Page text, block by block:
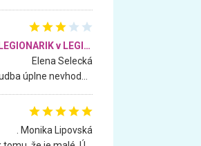
Vnútorné detské ihrisko LEGIONARIK v LEGIA Fitness
Elena Selecká
. Monika Lipovská